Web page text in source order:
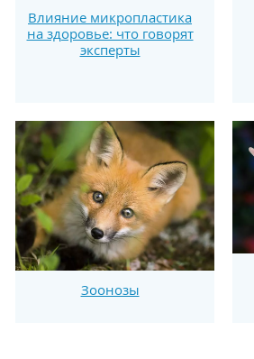
Влияние микропластика
на здоровье: что говорят
эксперты
Зоонозы